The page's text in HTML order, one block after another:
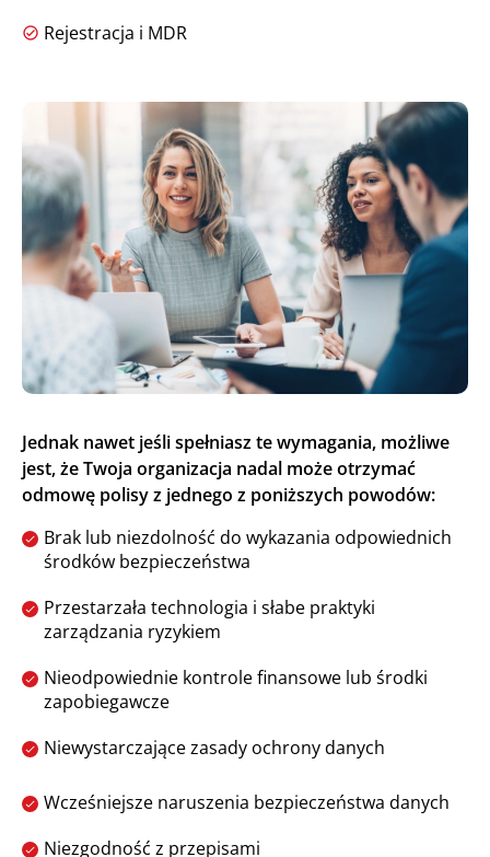
Rejestracja i MDR
Jednak nawet jeśli spełniasz te wymagania, możliwe
jest, że Twoja organizacja nadal może otrzymać
odmowę polisy z jednego z poniższych powodów:
Brak lub niezdolność do wykazania odpowiednich
środków bezpieczeństwa
Przestarzała technologia i słabe praktyki
zarządzania ryzykiem
Nieodpowiednie kontrole finansowe lub środki
zapobiegawcze
Niewystarczające zasady ochrony danych
Wcześniejsze naruszenia bezpieczeństwa danych
Niezgodność z przepisami